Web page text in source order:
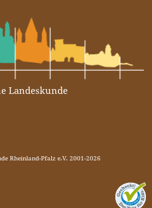
Landeskunde
Rheinland-Pfalz e.V. 2001-2026